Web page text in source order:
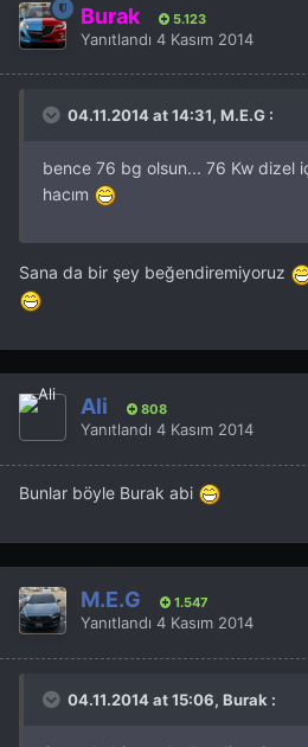
Burak 5.123
Yanıtlandı 4 Kasım 2014
04.11.2014 at 14:31, M.E.G :
bence 76 bg olsun... 76 Kw dizel
hacım
Sana da bir şey beğendiremiyoruz
Ali 808
Yanıtlandı 4 Kasım 2014
Bunlar böyle Burak abi
M.E.G 1.547
Yanıtlandı 4 Kasım 2014
04.11.2014 at 15:06, Burak :